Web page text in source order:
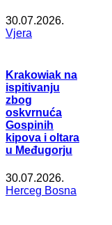
30.07.2026.
Vjera
Krakowiak na
ispitivanju
zbog
oskvrnuća
Gospinih
kipova i oltara
u Međugorju
30.07.2026.
Herceg Bosna